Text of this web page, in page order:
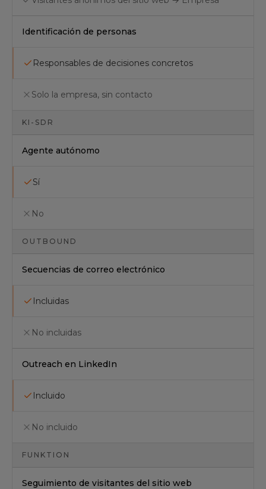
Identificación de personas
Responsables de decisiones concretos
Solo la empresa, sin contacto
KI-SDR
Agente autónomo
Sí
No
OUTBOUND
Secuencias de correo electrónico
Incluidas
No incluidas
Outreach en LinkedIn
Incluido
No incluido
FUNKTION
Seguimiento de visitantes del sitio web